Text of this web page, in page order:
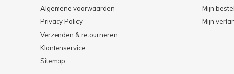
Algemene voorwaarden
Privacy Policy
Verzenden & retourneren
Klantenservice
Sitemap
Mijn
Mijn